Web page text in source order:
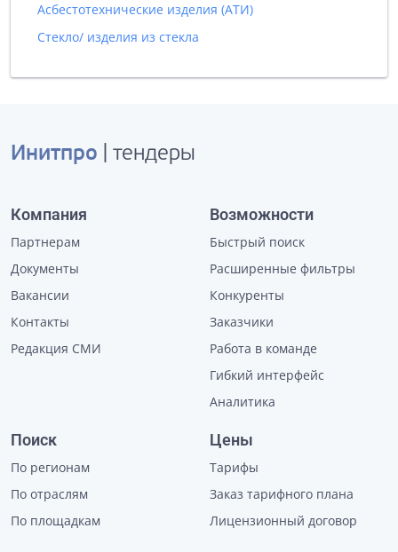
Асбестотехнические изделия (АТИ)
Стекло/ изделия из стекла
Инитпро | тендеры
Компания
Партнерам
Документы
Вакансии
Контакты
Редакция СМИ
Возможности
Быстрый поиск
Расширенные фильтры
Конкуренты
Заказчики
Работа в команде
Гибкий интерфейс
Аналитика
Поиск
По регионам
По отраслям
По площадкам
Цены
Тарифы
Заказ тарифного плана
Лицензионный договор